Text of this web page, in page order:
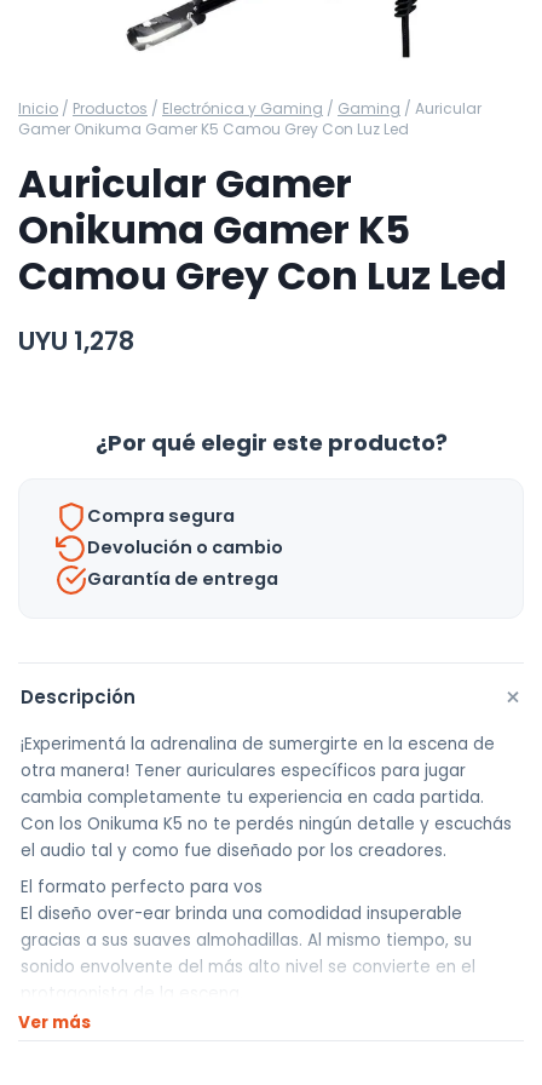
Inicio / Productos / Electrónica y Gaming / Gaming / Auricular
Gamer Onikuma Gamer K5 Camou Grey Con Luz Led
Auricular Gamer
Onikuma Gamer K5
Camou Grey Con Luz Led
UYU 1,278
¿Por qué elegir este producto?
Compra segura
Devolución o cambio
Garantía de entrega
Descripción +
¡Experimentá la adrenalina de sumergirte en la escena de
otra manera! Tener auriculares específicos para jugar
cambia completamente tu experiencia en cada partida.
Con los Onikuma K5 no te perdés ningún detalle y escuchás
el audio tal y como fue diseñado por los creadores.
El formato perfecto para vos
El diseño over-ear brinda una comodidad insuperable
gracias a sus suaves almohadillas. Al mismo tiempo, su
sonido envolvente del más alto nivel se convierte en el
protagonista de la escena.
Ver más